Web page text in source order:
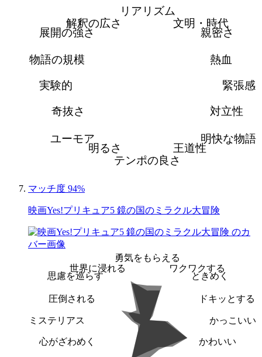
リアリズム
文明・時代
親密さ
熱血
緊張感
対立性
明快な物語
王道性
テンポの良さ
明るさ
ユーモア
奇抜さ
実験的
物語の規模
展開の強さ
解釈の広さ
マッチ度 94%
映画Yes!プリキュア5 鏡の国のミラクル大冒険
勇気をもらえる
ワクワクする
ときめく
ドキッとする
かっこいい
かわいい
心がざわめく
ミステリアス
圧倒される
思慮を巡らす
世界に浸れる